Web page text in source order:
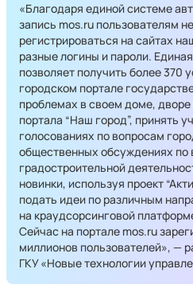
«Благодаря единой системе
запись mos.ru пользователям
регистрироваться на сайтах
разные логины и пароли.
позволяет получить более 370
городском портале
проблемах в своем доме,
портала “Наш город”, принять
голосованиях по вопросам
общественных обсуждениях по
градостроительной
новинки, используя проект
подать идеи по различным
на краудсорсинговой
Сейчас на портале mos.ru
миллионов пользователей», —
ГКУ «Новые технологии